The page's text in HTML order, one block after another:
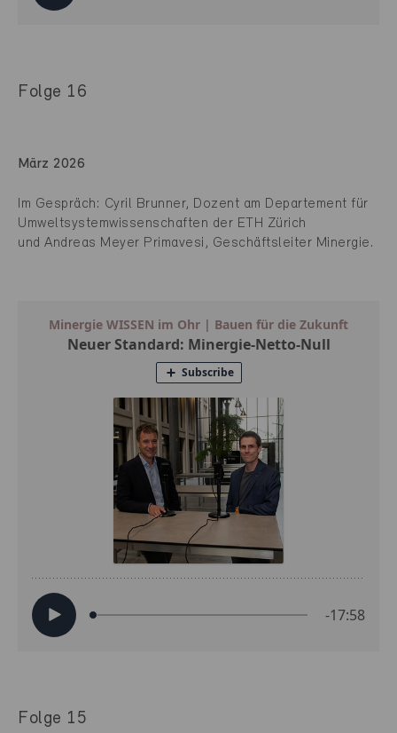
Folge 16
März 2026
Im Gespräch: Cyril Brunner, Dozent am Departement für
Umweltsystemwissenschaften der ETH Zürich
und Andreas Meyer Primavesi, Geschäftsleiter Minergie.
Folge 15